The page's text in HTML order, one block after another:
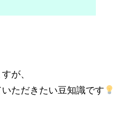
が、
ただきたい豆知識です